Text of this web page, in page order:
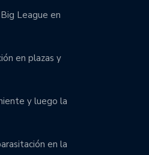
League en
en plazas y
y luego la
en la